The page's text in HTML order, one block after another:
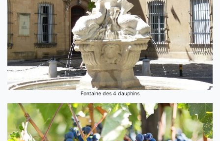
Fontaine des 4 dauphins